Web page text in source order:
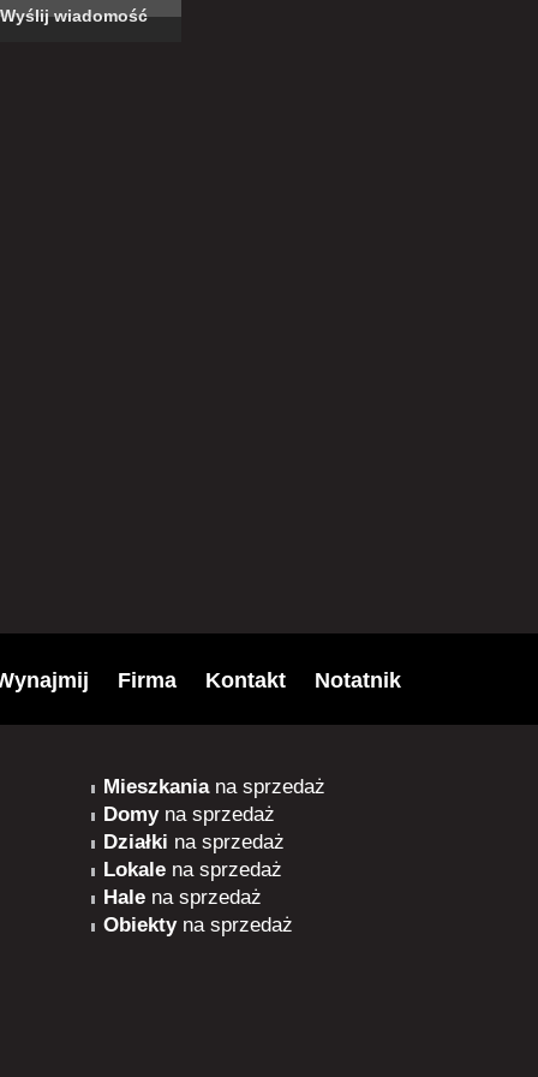
Firma Kontakt Notatnik
Mieszkaniana sprzedaż
Domyna sprzedaż
Działki na sprzedaż
Lokale na sprzedaż
Hale na sprzedaż
Obiektyna sprzedaż